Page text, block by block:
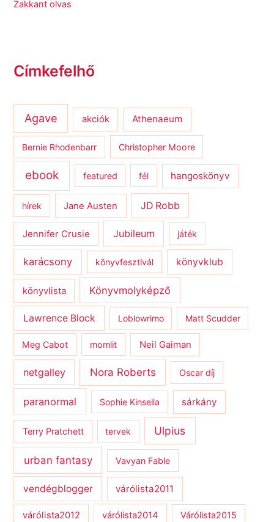
Zakkant olvas
Címkefelhő
Agave akciók Athenaeum
Bernie Rhodenbarr Christopher Moore
ebook featured fél hangoskönyv
hírek Jane Austen JD Robb
Jennifer Crusie Jubileum játék
karácsony könyvfesztivál könyvklub
könyvlista Könyvmolyképző
Lawrence Block Loblowrimo Matt Scudder
Meg Cabot momlit Neil Gaiman
netgalley Nora Roberts Oscar díj
paranormal Sophie Kinsella sárkány
Terry Pratchett tervek Ulpius
urban fantasy Vavyan Fable
vendégblogger várólista2011
várólista2012 várólista2014 Várólista2015